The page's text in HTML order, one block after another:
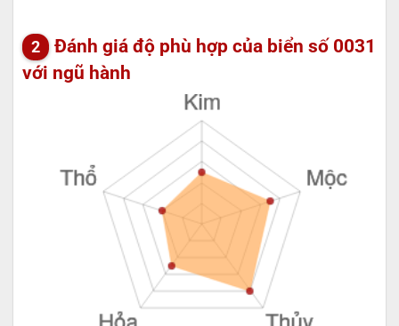
Đánh giá độ phù hợp của biển số 0031
với ngũ hành